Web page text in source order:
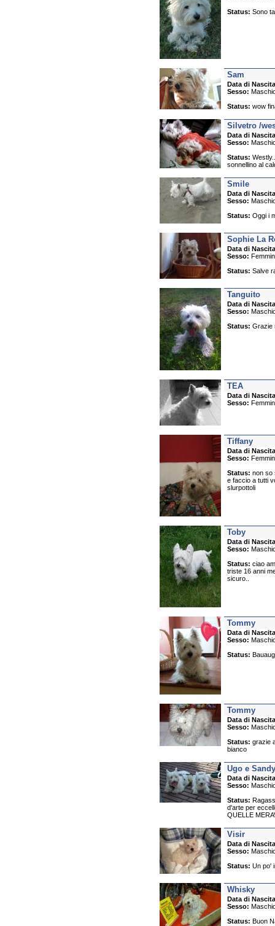
Status: Sono
Sam
Data di
Sesso:
Status: wow
Silvetro /
Data di
Sesso:
Status:
sonnellino al
Smile
Data di
Sesso:
Status: Oggi i
Sophie La
Data di
Sesso:
Status: Salve
Tanguito
Data di
Sesso:
Status: Grazie
TEA
Data di
Sesso:
Tiffany
Data di
Sesso:
Status: non so
e faccio a tutti
slurpottoli
Toby
Data di
Sesso:
Status: ciao
triste 16 anni
sicuro..
Tommy
Data di
Sesso:
Status:
Tommy
Data di
Sesso:
Status: grazie
bianco
Ugo e Sandy
Data di
Sesso:
Status:
d'arte per
QUELLE
Visir
Data di
Sesso:
Status: Un po'
Whisky
Data di
Sesso:
Status: Buon